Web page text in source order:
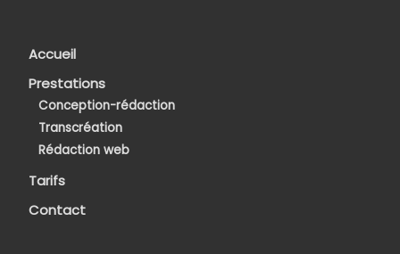
Accueil
Prestations
Conception-rédaction
Transcréation
Rédaction web
Tarifs
Contact